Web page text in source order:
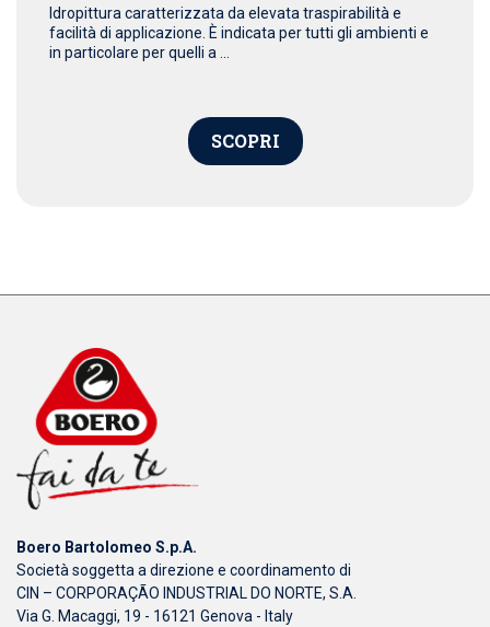
Idropittura caratterizzata da elevata traspirabilità e
facilità di applicazione. È indicata per tutti gli ambienti e
in particolare per quelli a ...
SCOPRI
Boero Bartolomeo S.p.A.
Società soggetta a direzione e coordinamento di
CIN – CORPORAÇÃO INDUSTRIAL DO NORTE, S.A.
Via G. Macaggi, 19 - 16121 Genova - Italy